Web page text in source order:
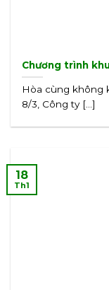
Chương trình
Hòa cùng không
8/3, Công ty [...]
18
Th1